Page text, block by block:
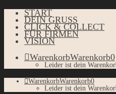
START
DEIN GRUSS
CLICK & COLLECT
FÜR FIRMEN
VISION
WarenkorbWarenkorb0
Leider ist dein
WarenkorbWarenkorb0
Leider ist dein